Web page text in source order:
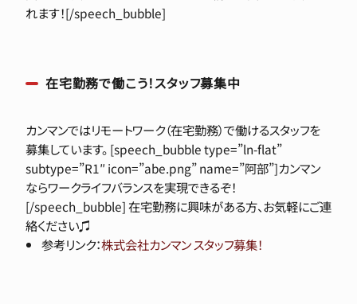
れます！[/speech_bubble]
在宅勤務で働こう！スタッフ募集中
カンマンではリモートワーク（在宅勤務）で働けるスタッフを
募集しています。 [speech_bubble type=”ln-flat”
subtype=”R1″ icon=”abe.png” name=”阿部”]カンマン
ならワークライフバランスを実現できるぞ！
[/speech_bubble] 在宅勤務に興味がある方、お気軽にご連
絡ください♫
参考リンク：株式会社カンマン スタッフ募集！